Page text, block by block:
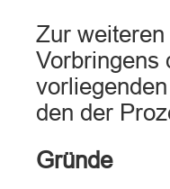
Zur
Vorbringens
den der
Gründe